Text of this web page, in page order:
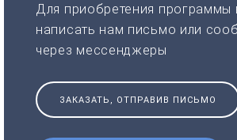
Для приобретения
написать нам письмо или
через мессенджеры
ЗАКАЗАТЬ, ОТПРАВИВ ПИСЬМО